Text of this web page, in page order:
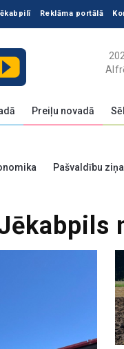
Reklāma portālā
Preiļu novadā
Pašvaldību